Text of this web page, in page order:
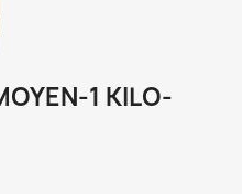
1 KILO-